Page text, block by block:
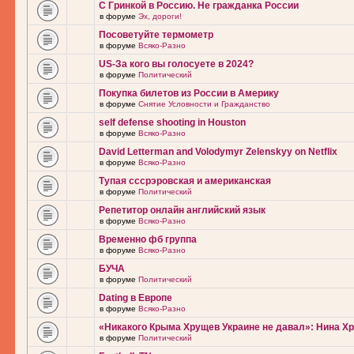
С Гринкой в Россию. Не гражданка России
в форуме Эх, дороги!
Посоветуйте термометр
в форуме Всяко-Разно
US-За кого вы голосуете в 2024?
в форуме Политический
Покупка билетов из России в Америку
в форуме Снятие Условности и Гражданство
self defense shooting in Houston
в форуме Всяко-Разно
David Letterman and Volodymyr Zelenskyy on Netflix
в форуме Всяко-Разно
Тупая сссрэровская и американская
в форуме Политический
Репетитор онлайн английский язык
в форуме Всяко-Разно
Временно фб группа
в форуме Всяко-Разно
БУЧА
в форуме Политический
Dating в Европе
в форуме Всяко-Разно
«Никакого Крыма Хрущев Украине не давал»: Нина
в форуме Политический